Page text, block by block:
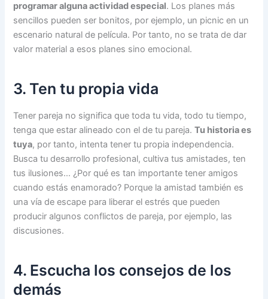
programar alguna actividad especial. Los planes más
sencillos pueden ser bonitos, por ejemplo, un picnic en un
escenario natural de película. Por tanto, no se trata de dar
valor material a esos planes sino emocional.
3. Ten tu propia vida
Tener pareja no significa que toda tu vida, todo tu tiempo,
tenga que estar alineado con el de tu pareja.Tu historia es
tuya, por tanto, intenta tener tu propia independencia.
Busca tu desarrollo profesional, cultiva tus amistades, ten
tus ilusiones… ¿Por qué es tan importante tener amigos
cuando estás enamorado? Porque la amistad también es
una vía de escape para liberar el estrés que pueden
producir algunos conflictos de pareja, por ejemplo, las
discusiones.
4. Escucha los consejos de los
demás